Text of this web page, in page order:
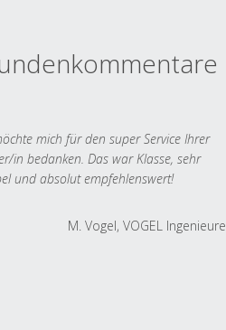
mich für den super Service Ihrer
in bedanken. Das war Klasse, sehr
und absolut empfehlenswert!
M. Vogel, VOGEL Ingenieure